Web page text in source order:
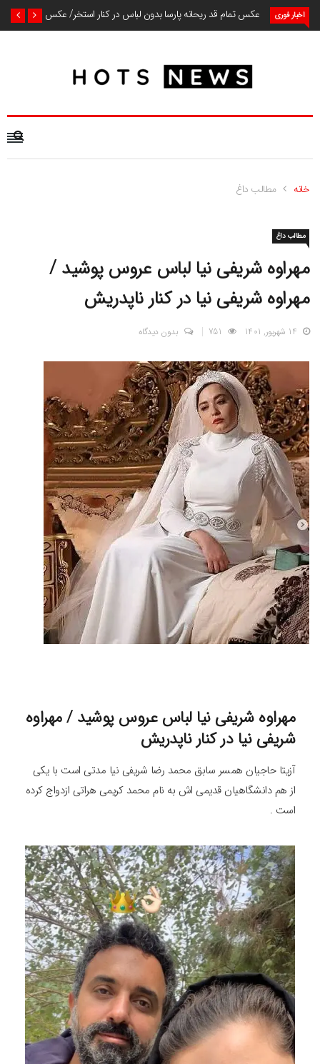
اخبار فوری عکس تمام قد ریحانه پارسا بدون لباس در کنار استخر/ عکس
خانه مطالب داغ
مطالب داغ
مهراوه شریفی نیا لباس عروس پوشید /
مهراوه شریفی نیا در کنار ناپدریش
14 شهریور, 1401 بدون دیدگاه
مهراوه شریفی نیا لباس عروس پوشید / مهراوه
شریفی نیا در کنار ناپدریش
آزیتا حاجیان همسر سابق محمد رضا شریفی نیا مدتی است با یکی
از هم دانشگاهیان قدیمی اش به نام محمد کریمی هراتی ازدواج کرده
است .